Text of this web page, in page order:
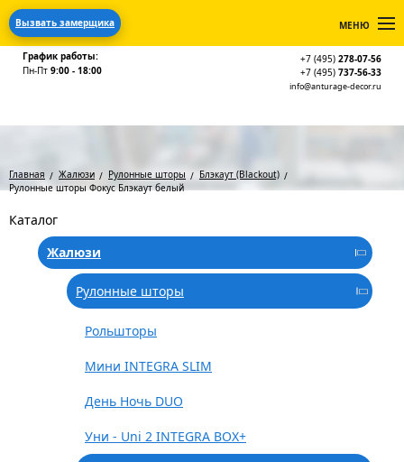
Вызвать замерщика МЕНЮ
График работы:
Пн-Пт 9:00 - 18:00
+7 (495) 278-07-56
+7 (495) 737-56-33
info@anturage-decor.ru
Главная Жалюзи Рулонные шторы
Блэкаут (Blackout)
Рулонные шторы Фокус Блэкаут белый
Каталог
Жалюзи
Рулонные шторы
Рольшторы
Мини INTEGRA SLIM
День Ночь DUO
Уни - Uni 2 INTEGRA BOX+